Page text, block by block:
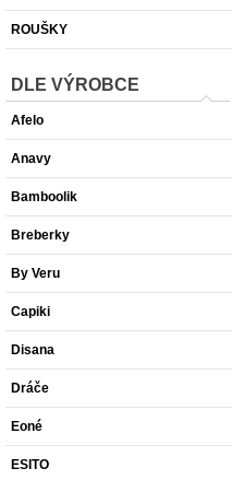
ROUŠKY
DLE VÝROBCE
Afelo
Anavy
Bamboolik
Breberky
By Veru
Capiki
Disana
Dráče
Eoné
ESITO